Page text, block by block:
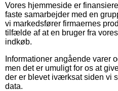
Vores hjemmeside er
faste samarbejder med en
vi markedsfører firmaernes
tilfælde af at en bruger fra
indkøb.
Informationer angående varer
men det er umuligt for os at
der er blevet iværksat siden vi
data.